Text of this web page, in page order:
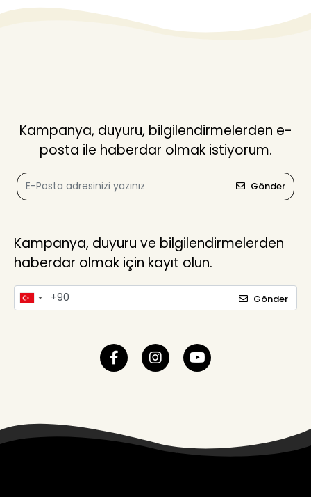
Kampanya, duyuru, bilgilendirmelerden e-
posta ile haberdar olmak istiyorum.
Gönder
Kampanya, duyuru ve bilgilendirmelerden
haberdar olmak için kayıt olun.
Gönder